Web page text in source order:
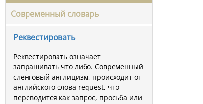
Современный словарь
Реквестировать
Реквестировать означает
запрашивать что либо. Современный
сленговый англицизм, происходит от
английского слова request, что
переводится как запрос, просьба или